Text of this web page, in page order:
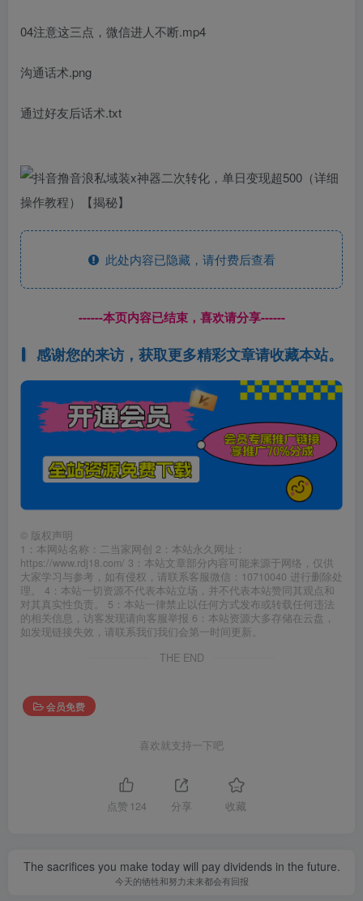
04注意这三点，微信进人不断.mp4
沟通话术.png
通过好友后话术.txt
此处内容已隐藏，请付费后查看
------本页内容已结束，喜欢请分享------
感谢您的来访，获取更多精彩文章请收藏本站。
© 版权声明
1：本网站名称：二当家网创 2：本站永久网址：
https://www.rdj18.com/ 3：本站文章部分内容可能来源于网络，仅供
大家学习与参考，如有侵权，请联系客服微信：10710040 进行删除处
理。 4：本站一切资源不代表本站立场，并不代表本站赞同其观点和
对其真实性负责。 5：本站一律禁止以任何方式发布或转载任何违法
的相关信息，访客发现请向客服举报 6：本站资源大多存储在云盘，
如发现链接失效，请联系我们我们会第一时间更新。
THE END
会员免费
喜欢就支持一下吧
点赞 124 分享 收藏
The sacrifices you make today will pay dividends in the future.
今天的牺牲和努力未来都会有回报